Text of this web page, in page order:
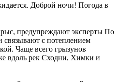
Доброй ночи! Погода в
предупреждают эксперты По
связывают с потеплением
Чаще всего грызунов
вдоль рек Сходни, Химки и